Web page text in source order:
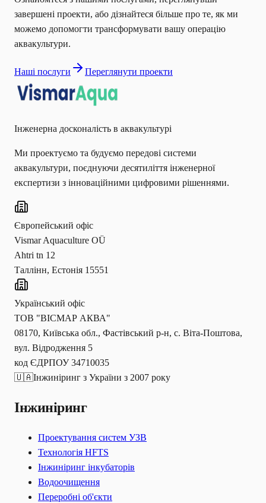
завершені проекти, або дізнайтеся більше про те, як ми
можемо допомогти трансформувати вашу операцію
аквакультури.
Наші послуги Переглянути проекти
Інженерна досконалість в аквакультурі
Ми проектуємо та будуємо передові системи
аквакультури, поєднуючи десятиліття інженерної
експертизи з інноваційними цифровими рішеннями.
Європейський офіс
Vismar Aquaculture OÜ
Ahtri tn 12
Таллінн, Естонія 15551
Український офіс
ТОВ "ВІСМАР АКВА"
08170, Київська обл., Фастівський р-н, с. Віта-Поштова,
вул. Відродження 5
код ЄДРПОУ 34710035
🇺🇦Інжиніринг з України з 2007 року
Інжиніринг
Проектування систем УЗВ
Технологія HFTS
Інжиніринг інкубаторів
Водоочищення
Переробні об'єкти